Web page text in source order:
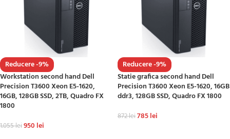
Reducere -9%
Workstation second hand Dell
Precision T3600 Xeon E5-1620,
16GB, 128GB SSD, 2TB, Quadro FX
1800
1.055lei950 lei
Reducere -9%
Statie grafica second hand Dell
Precision T3600 Xeon E5-1620, 16GB
ddr3, 128GB SSD, Quadro FX 1800
872lei785lei